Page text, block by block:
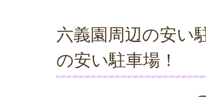
六義園周辺の安い
の安い駐車場！